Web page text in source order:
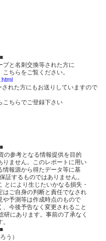
と名刺交換等された方に
ちらをご覧ください。
れた方にもお送りしていますので
ちらでご登録下さい
の参考となる情報提供を目的
りません。このレポートに用い
情報源から得たデータ等に基
証するものではありません。
とにより生じたいかなる損失・
ご自身の判断と責任でなされ
や予測等は作成時点のもので
今後予告なく変更されること
にあります。事前の了承なく
う）